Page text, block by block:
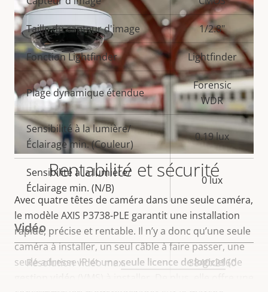
Rentabilité et sécurité
Avec quatre têtes de caméra dans une seule caméra,
le modèle AXIS P3738-PLE garantit une installation
rapide, précise et rentable. Il n’y a donc qu’une seule
caméra à installer, un seul câble à faire passer, une
seule adresse IP et uneseule licence de logiciel(de
de la
propriété
la
propriété
Taille du capteur d'image 1/2.8"
Fonction Lightfinder Lightfinder
Plage dynamique étendue
Forensic
WDR
Sensibilité à la lumière/
Éclairage min. (Couleur)
0.19 lux
Sensibilité à la lumière/
Éclairage min. (N/B)
0 lux
Vidéo
Description
Valeur de
Résolution vidéo max. 3840x2160